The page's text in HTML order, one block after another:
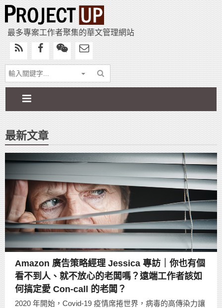
最多專案工作者聚集的華文管理網站
最新文章
Amazon 廣告策略經理 Jessica 專訪｜你也有個
看不到人、就不放心的老闆嗎？遠端工作者該如
何搞定愛 Con-call 的老闆？
2020 年開始，Covid-19 疫情席捲世界，病毒的高傳染力讓